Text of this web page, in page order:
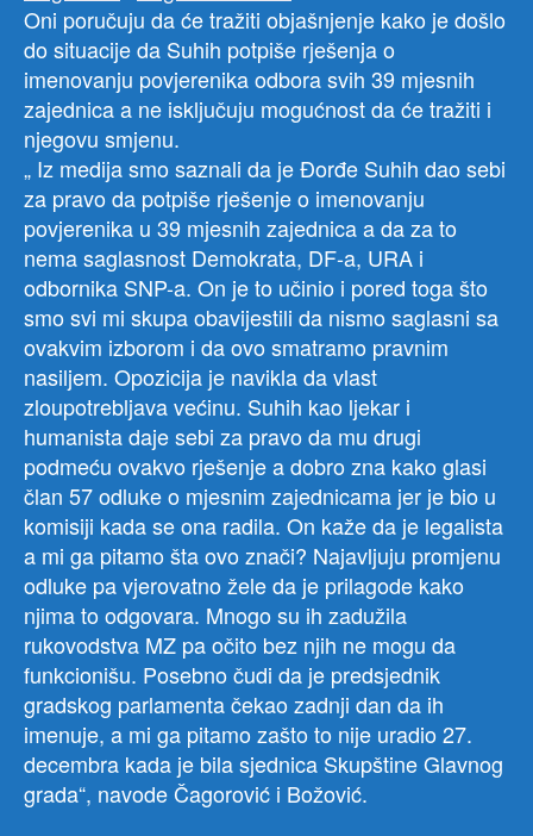
Oni poručuju da će tražiti objašnjenje kako je došlo
do situacije da Suhih potpiše rješenja o
imenovanju povjerenika odbora svih 39 mjesnih
zajednica a ne isključuju mogućnost da će tražiti i
njegovu smjenu.
„ Iz medija smo saznali da je Đorđe Suhih dao sebi
za pravo da potpiše rješenje o imenovanju
povjerenika u 39 mjesnih zajednica a da za to
nema saglasnost Demokrata, DF-a, URA i
odbornika SNP-a. On je to učinio i pored toga što
smo svi mi skupa obavijestili da nismo saglasni sa
ovakvim izborom i da ovo smatramo pravnim
nasiljem. Opozicija je navikla da vlast
zloupotrebljava većinu. Suhih kao ljekar i
humanista daje sebi za pravo da mu drugi
podmeću ovakvo rješenje a dobro zna kako glasi
član 57 odluke o mjesnim zajednicama jer je bio u
komisiji kada se ona radila. On kaže da je legalista
a mi ga pitamo šta ovo znači? Najavljuju promjenu
odluke pa vjerovatno žele da je prilagode kako
njima to odgovara. Mnogo su ih zadužila
rukovodstva MZ pa očito bez njih ne mogu da
funkcionišu. Posebno čudi da je predsjednik
gradskog parlamenta čekao zadnji dan da ih
imenuje, a mi ga pitamo zašto to nije uradio 27.
decembra kada je bila sjednica Skupštine Glavnog
grada“, navode Čagorović i Božović.